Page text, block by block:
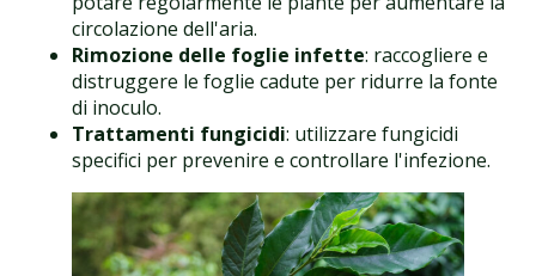
circolazione dell'aria.
Rimozione delle foglie infette: raccogliere e
distruggere le foglie cadute per ridurre la fonte
di inoculo.
Trattamenti fungicidi: utilizzare fungicidi
specifici per prevenire e controllare l'infezione.